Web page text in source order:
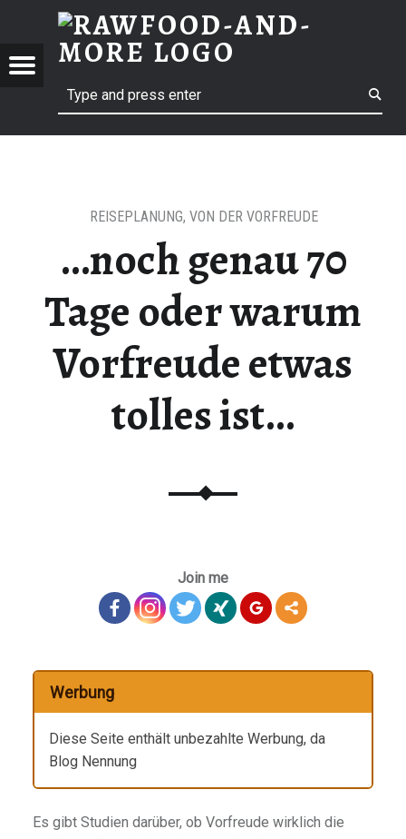
URLAUB IN DER BRETAGNE | RAWFOOD-AND-MORE
RAWFOOD-AND-MORE
Menu
navigation
…noch genau 70
Tage oder warum
Vorfreude etwas
tolles ist…
REISEPLANUNG, VON DER VORFREUDE
Join me
Werbung
Diese Seite enthält unbezahlte Werbung, da
Blog Nennung
Es gibt Studien darüber, ob Vorfreude wirklich die